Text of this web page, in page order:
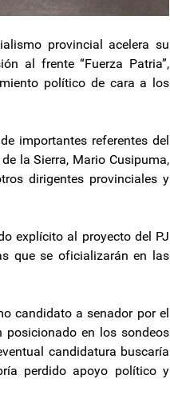
provincial acelera su
al frente “Fuerza Patria”,
político de cara a los
importantes referentes del
la Sierra, Mario Cusipuma,
dirigentes provinciales y
explícito al proyecto del PJ
que se oficializarán en las
candidato a senador por el
posicionado en los sondeos
candidatura buscaría
perdido apoyo político y